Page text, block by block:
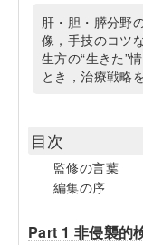
肝・胆・膵分野
像，手技のコツ
生方の“生きた”
とき，治療戦略
目次
監修の言葉
編集の序
Part 1 非侵襲的